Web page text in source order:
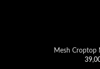
Mesh Croptop